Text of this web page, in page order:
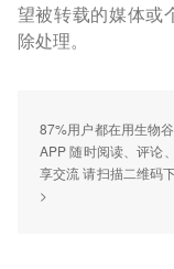
望被转载的媒体或
除处理。
87%用户都在用生物谷
APP 随时阅读、评论
享交流 请扫描二维码
>